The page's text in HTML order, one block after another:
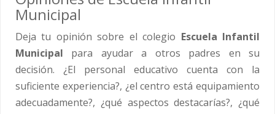
Municipal
Deja tu opinión sobre el colegio Escuela Infantil
Municipal para ayudar a otros padres en su
decisión. ¿El personal educativo cuenta con la
suficiente experiencia?, ¿el centro está equipamiento
adecuadamente?, ¿qué aspectos destacarías?, ¿qué